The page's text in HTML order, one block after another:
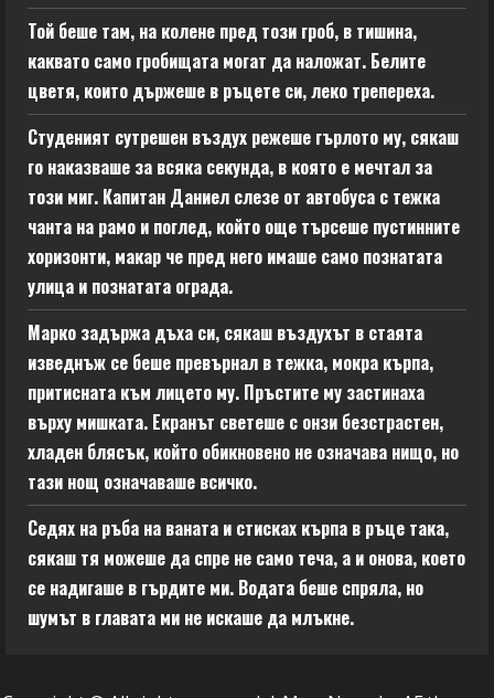
Той беше там, на колене пред този гроб, в тишина,
каквато само гробищата могат да наложат. Белите
цветя, които държеше в ръцете си, леко трепереха.
Студеният сутрешен въздух режеше гърлото му, сякаш
го наказваше за всяка секунда, в която е мечтал за
този миг. Капитан Даниел слезе от автобуса с тежка
чанта на рамо и поглед, който още търсеше пустинните
хоризонти, макар че пред него имаше само познатата
улица и познатата ограда.
Марко задържа дъха си, сякаш въздухът в стаята
изведнъж се беше превърнал в тежка, мокра кърпа,
притисната към лицето му. Пръстите му застинаха
върху мишката. Екранът светеше с онзи безстрастен,
хладен блясък, който обикновено не означава нищо, но
тази нощ означаваше всичко.
Седях на ръба на ваната и стисках кърпа в ръце така,
сякаш тя можеше да спре не само теча, а и онова, което
се надигаше в гърдите ми. Водата беше спряла, но
шумът в главата ми не искаше да млъкне.